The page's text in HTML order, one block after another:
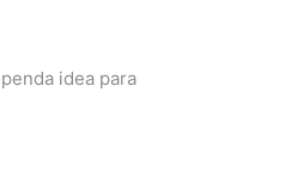
idea para